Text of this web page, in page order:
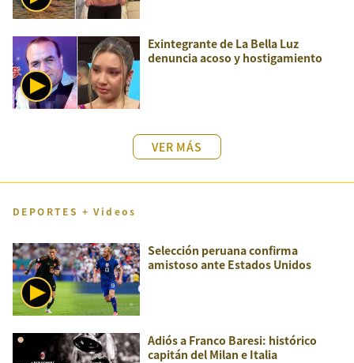
Exintegrante de La Bella Luz
denuncia acoso y hostigamiento
VER MÁS
DEPORTES + Videos
Selección peruana confirma
amistoso ante Estados Unidos
Adiós a Franco Baresi: histórico
capitán del Milan e Italia